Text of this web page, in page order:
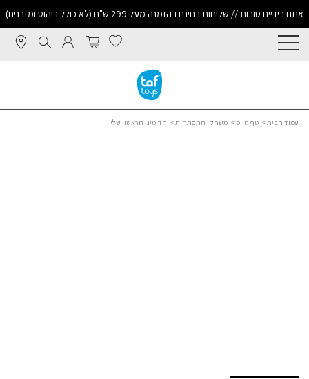
אתם בידיים טובות // שליחות בחינם בהזמנה מעל 299 ש"ח (לא כולל ריהוט ומזרנים)
עמוד הבית> טף טויס > משחקי התפתחות> הדומינו הראשון שלי